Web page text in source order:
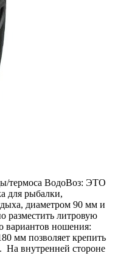
термоса ВодоВоз: ЭТО
рыбалки,
диаметром 90 мм и
разместить литровую
вариантов ношения:
мм позволяет крепить
внутренней стороне